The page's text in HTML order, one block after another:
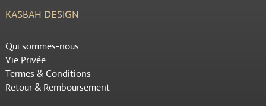
KASBAH DESIGN
Qui sommes-nous
Vie Privée
Termes & Conditions
Retour & Remboursement